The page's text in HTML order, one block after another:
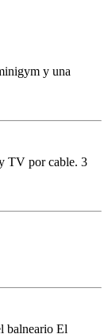
y una
TV por cable. 3
balneario El